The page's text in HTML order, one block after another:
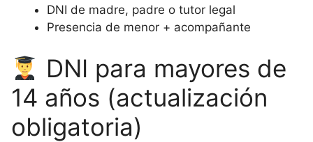
DNI de madre, padre o tutor legal
Presencia de menor + acompañante
DNI para mayores de
14 años (actualización
obligatoria)